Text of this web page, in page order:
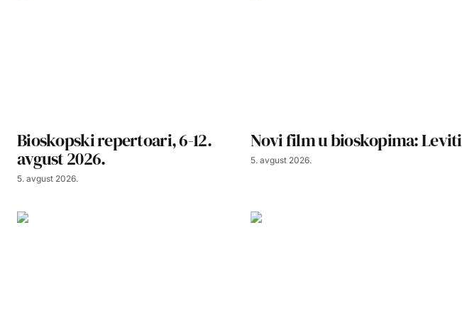
Bioskopski repertoari, 6-12.
avgust 2026.
5. avgust 2026.
Novi film u bioskopima: Leviti
5. avgust 2026.